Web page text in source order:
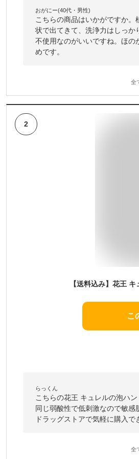
おがにー(40代・男性)
こちらの商品はいかがですか
状で出てきて、洗浄力はしっ
不使用なのがいいですね。ほ
めです。
全
2
こ
らっくん
こちらの花王 キュレルの泡ハ
同じ弱酸性で低刺激なので敏
ドラッグストアで気軽に購入
全